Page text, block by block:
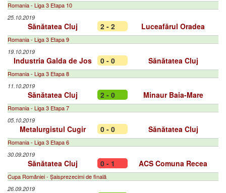
Romania - Liga 3 Etapa 10
25.10.2019
Sănătatea Cluj 2 - 2 Luceafărul Oradea
Romania - Liga 3 Etapa 9
19.10.2019
Industria Galda de Jos 0 - 0 Sănătatea Cluj
Romania - Liga 3 Etapa 8
11.10.2019
Sănătatea Cluj 2 - 0 Minaur Baia-Mare
Romania - Liga 3 Etapa 7
05.10.2019
Metalurgistul Cugir 0 - 0 Sănătatea Cluj
Romania - Liga 3 Etapa 6
30.09.2019
Sănătatea Cluj 0 - 1 ACS Comuna Recea
Cupa României - Șaisprezecimi de finală
26.09.2019